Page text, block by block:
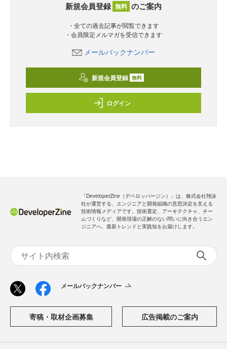
新規会員登録 無料 のご案内
・全ての過去記事が閲覧できます
・会員限定メルマガを受信できます
メールバックナンバー
新規会員登録 無料
ログイン
「DeveloperZine（デベロッパージン）」は、株式会社翔泳
社が運営する、エンジニアと開発組織の意思決定を支える
技術情報メディアです。技術選定、アーキテクチャ、チー
ムづくりなど、開発現場の正解のない問いに向き合うエン
ジニアへ、最新トレンドと実践知をお届けします。
メールバックナンバー
寄稿・取材企画募集 広告掲載のご案内